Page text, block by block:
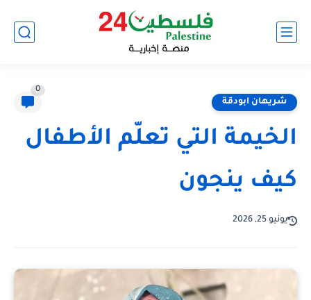
شريهان ابودقة
0
الخيمة التي تعلّم الأطفال
كيف ينجون
يونيو 25, 2026